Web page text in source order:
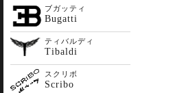
ブガッティ
Bugatti
ティバルディ
Tibaldi
スクリボ
Scribo